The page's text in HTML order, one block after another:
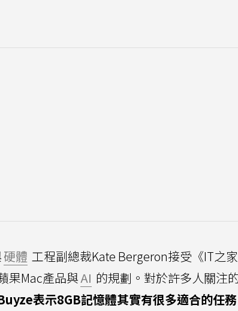
硬體 工程副總裁Kate Bergeron接受《IT之
果Mac產品與AI 的規劃。對於許多人關注
表示8GB記憶體其實有很多適合的任務